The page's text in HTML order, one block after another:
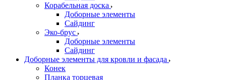
Корабельная доска
Доборные элементы
Сайдинг
Эко-брус
Доборные элементы
Сайдинг
Доборные элементы для кровли и фасада
Конек
Планка торцевая